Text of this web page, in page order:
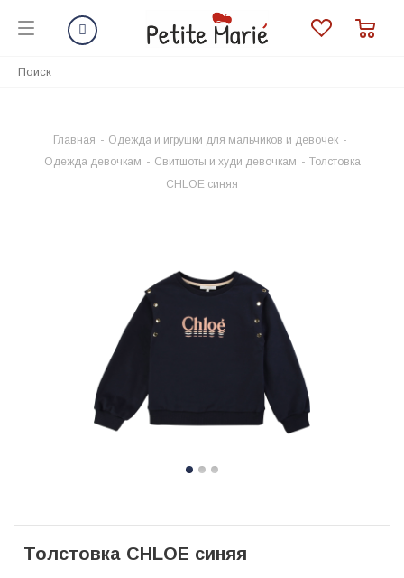
Главная - Одежда и игрушки для мальчиков и девочек -
Одежда девочкам - Свитшоты и худи девочкам - Толстовка
CHLOE синяя
Толстовка CHLOE синяя